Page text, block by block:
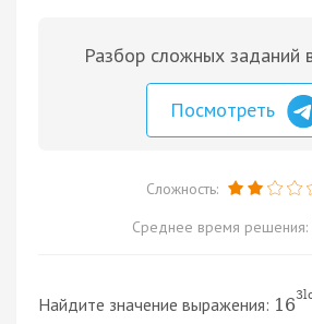
Разбор сложных заданий
Посмотреть
Сложность:
Среднее время решения:
Найдите значение выражения: 163